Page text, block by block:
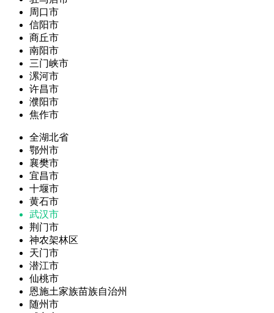
周口市
信阳市
商丘市
南阳市
三门峡市
漯河市
许昌市
濮阳市
焦作市
全湖北省
鄂州市
襄樊市
宜昌市
十堰市
黄石市
武汉市
荆门市
神农架林区
天门市
潜江市
仙桃市
恩施土家族苗族自治州
随州市